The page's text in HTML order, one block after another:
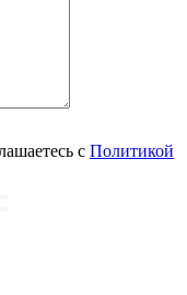
с Политикой